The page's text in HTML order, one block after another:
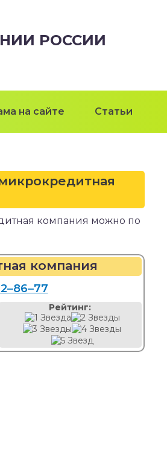
РОССИИ
на сайте Статьи
компания можно по
компания
Рейтинг: